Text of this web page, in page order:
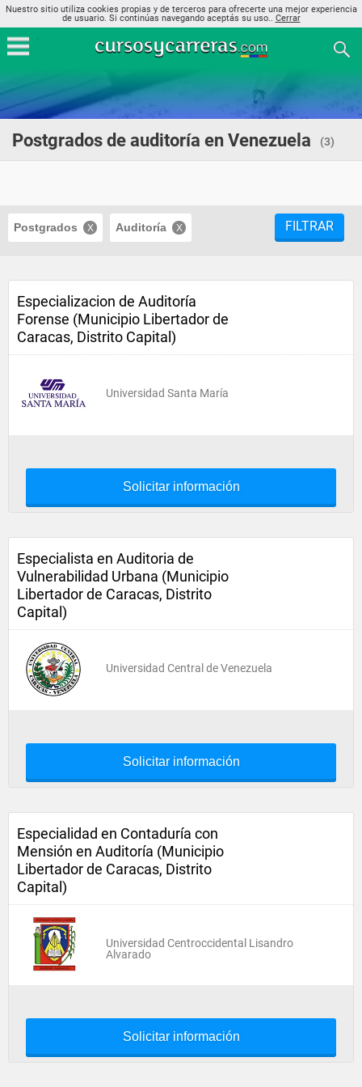
Nuestro sitio utiliza cookies propias y de terceros para ofrecerte una mejor experiencia
de usuario. Si continúas navegando aceptás su uso.. Cerrar
Postgrados de auditoría en Venezuela (3)
Postgrados Auditoría FILTRAR
Especializacion de Auditoría
Forense (Municipio Libertador de
Caracas, Distrito Capital)
Universidad Santa María
Solicitar información
Especialista en Auditoria de
Vulnerabilidad Urbana (Municipio
Libertador de Caracas, Distrito
Capital)
Universidad Central de Venezuela
Solicitar información
Especialidad en Contaduría con
Mensión en Auditoría (Municipio
Libertador de Caracas, Distrito
Capital)
Universidad Centroccidental Lisandro
Alvarado
Solicitar información